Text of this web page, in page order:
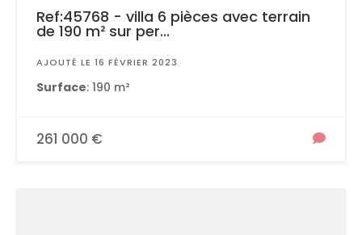
Ref:45768 - villa 6 pièces avec terrain
de 190 m² sur per...
AJOUTÉ LE 16 FÉVRIER 2023
Surface: 190 m²
261 000 €